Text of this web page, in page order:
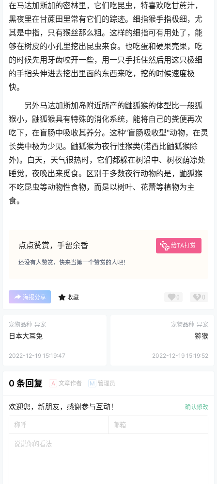
在马达加斯加的密林里，它们吃昆虫，特喜欢吃甘蔗汁，
黑夜里在甘蔗田里常有它们的踪迹。细指猴手指极细，尤
其是中指，只有猴丝那么粗。这样的细指可有用处了，能
够在树皮的小孔里挖出昆虫来食。也吃蛋和硬果壳果，吃
的时候先用牙齿咬开一些，用一只手托住然后用这只极细
的手指头伸进去挖出里面的东西来吃，挖的时候速度极
快。
另外马达加斯加岛附近所产的鼬狐猴的体型比一般狐
猴小，鼬狐猴具有特殊的消化系统，能将自己的粪便再次
吃下，在盲肠中吸收其养分。这种"盲肠吸收型"动物，在灵
长类中极为少见。鼬狐猴为夜行性猴类(诺西比鼬狐猴除
外)。白天，天气很热时，它们都躲在树沿中、树杈荫凉处
睡觉，夜晚出来觅食。区别于多数夜行动物的是，鼬狐猴
不吃昆虫等动物性食物，而是以树叶、花蕾等植物为主
食。
点点赞赏，手留余香 给TA打赏
还没有人赞赏，快来当第一个赞赏的人吧！
海报分享 收藏 0 0
宠物品种 异宠
日本大耳兔
2022-12-19 15:19:47
宠物品种 异宠
猕猴
2022-12-19 15:19:52
0 条回复 A 文章作者 M 管理员
欢迎您，新朋友，感谢参与互动！ 确认修改